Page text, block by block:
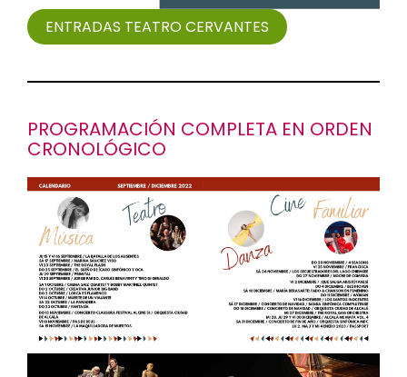
ENTRADAS TEATRO CERVANTES
PROGRAMACIÓN COMPLETA EN ORDEN
CRONOLÓGICO